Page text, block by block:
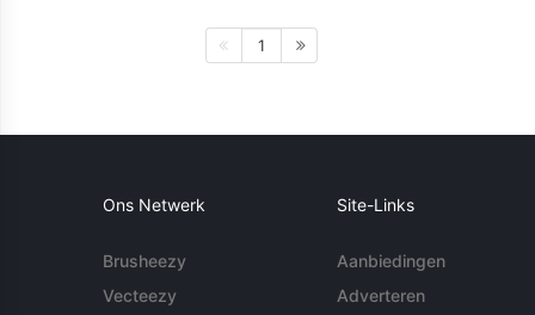
1
Ons Netwerk
Brusheezy
Vecteezy
Site-Links
Aanbiedingen
Adverteren